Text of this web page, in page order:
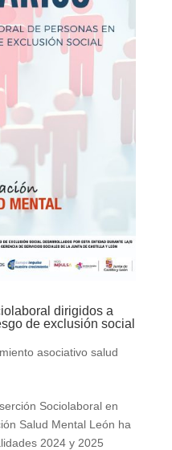
dirigidos a
de exclusión social
asociativo salud
Sociolaboral en
Salud Mental León ha
2024 y 2025